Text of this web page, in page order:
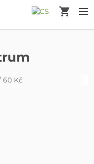
Košík
60 Kč